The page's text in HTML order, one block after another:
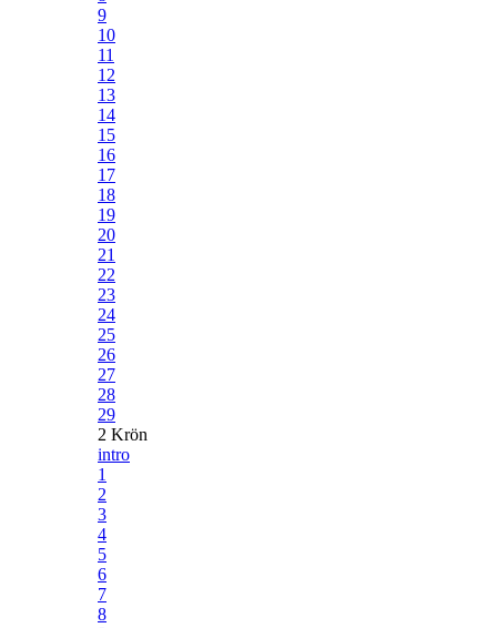
9
10
11
12
13
14
15
16
17
18
19
20
21
22
23
24
25
26
27
28
29
2 Krön
intro
1
2
3
4
5
6
7
8